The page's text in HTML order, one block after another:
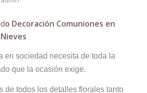
o Decoración Comuniones en
en sociedad necesita de toda la
que la ocasión exige.
de todos los detalles florales tanto